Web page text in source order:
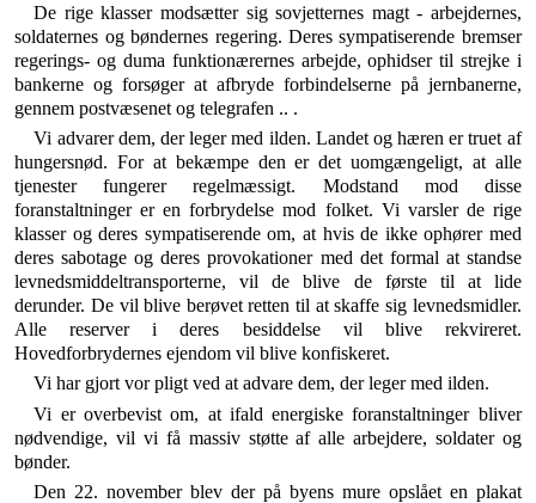
De rige klasser modsætter sig sovjetternes magt - arbejder­nes,
soldaternes og bøndernes regering. Deres sympatiserende bremser
regerings- og duma funktionærernes arbejde, ophid­ser til strejke i
bankerne og forsøger at afbryde forbindelserne på jernbanerne,
gennem postvæsenet og telegrafen .. .
Vi advarer dem, der leger med ilden. Landet og hæren er truet af
hungersnød. For at bekæmpe den er det uomgænge­ligt, at alle
tjenester fungerer regelmæssigt. Modstand mod disse
foranstaltninger er en forbrydelse mod folket. Vi var­sler de rige
klasser og deres sympatiserende om, at hvis de ikke ophører med
deres sabotage og deres provokationer med det formal at standse
levnedsmiddeltransporterne, vil de blive de første til at lide
derunder. De vil blive berøvet retten til at skaffe sig levnedsmidler.
Alle reserver i deres besiddelse vil blive rekvireret.
Hovedforbrydernes ejendom vil blive konfi­skeret.
Vi har gjort vor pligt ved at advare dem, der leger med ilden.
Vi er overbevist om, at ifald energiske foranstaltninger bli­ver
nødvendige, vil vi få massiv støtte af alle arbejdere, soldater og
bønder.
Den 22. november blev der på byens mure opslået en plakat